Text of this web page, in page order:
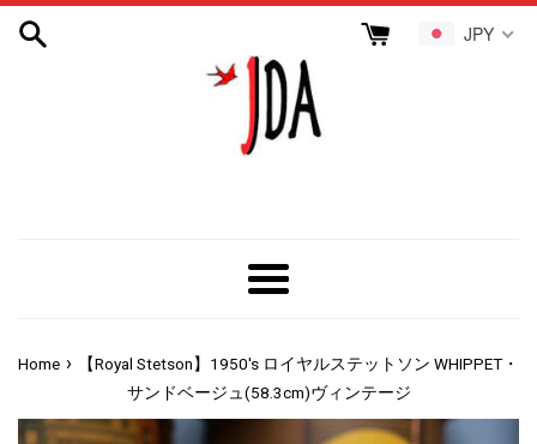
コ
JPY
Menu
Home ›
【Royal Stetson】1950's ロイヤルステットソン WHIPPET・
サンドベージュ(58.3cm)ヴィンテージ